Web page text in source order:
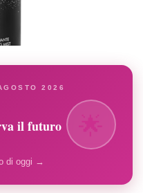
2026
il futuro
di oggi →